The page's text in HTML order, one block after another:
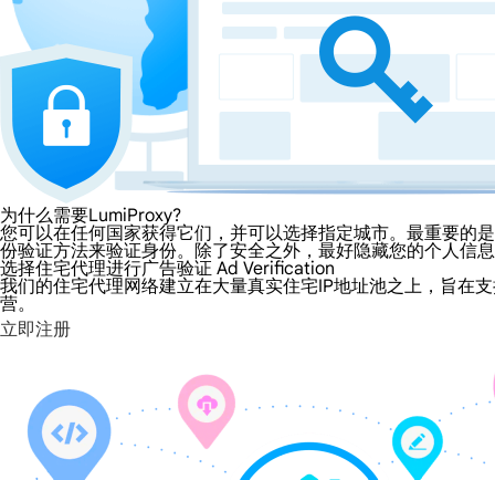
为什么需要LumiProxy?
您可以在任何国家获得它们，并可以选择指定城市。最重要的
份验证方法来验证身份。除了安全之外，最好隐藏您的个人信
选择住宅代理进行广告验证 Ad Verification
我们的住宅代理网络建立在大量真实住宅IP地址池之上，旨在
营。
立即注册